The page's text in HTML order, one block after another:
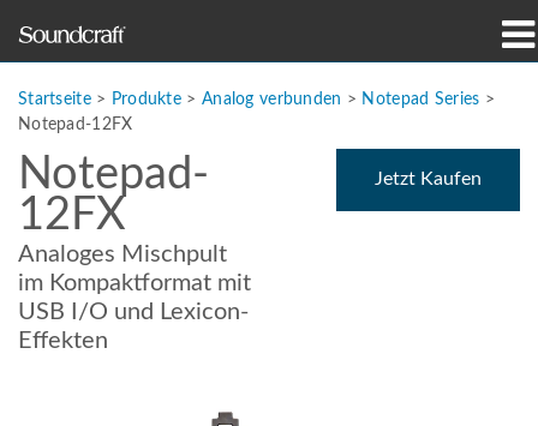
Wo zu kaufen
Schulungen
Support
Startseite> Produkte > Analog verbunden > Notepad Series >
Notepad-12FX
Notepad-
12FX
Analoges Mischpult
im Kompaktformat mit
USB I/O und Lexicon-
Effekten
Jetzt Kaufen